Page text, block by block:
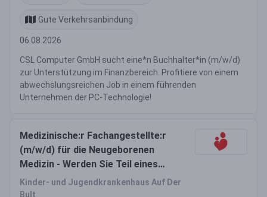
Gute Verkehrsanbindung
06.08.2026
CSL Computer GmbH sucht eine*n Buchhalter*in (m/w/d)
zur Unterstützung im Finanzbereich. Profitiere von einem
abwechslungsreichen Job in einem führenden
Unternehmen der PC-Technologie!
Medizinische:r Fachangestellte:r
(m/w/d) für die Neugeborenen
Medizin - Werden Sie Teil eines
dynamischen Teams!
Kinder- und Jugendkrankenhaus Auf Der
Bult